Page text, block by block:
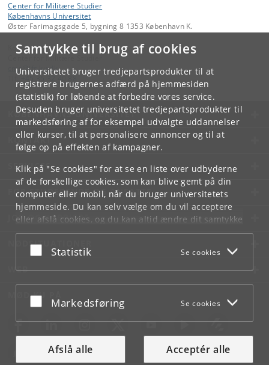
Samtykke til brug af cookies
Universitetet bruger tredjepartsprodukter til at
registrere brugernes adfærd på hjemmesiden
(statistik) for løbende at forbedre vores service.
Desuden bruger universitetet tredjepartsprodukter til
markedsføring af for eksempel udvalgte uddannelser
eller kurser, til at personalisere annoncer og til at
følge op på effekten af kampagner.
Klik på "Se cookies" for at se en liste over udbyderne
af de forskellige cookies, som kan blive gemt på din
computer eller mobil, når du bruger universitetets
hjemmeside. Du kan selv vælge om du vil acceptere
eller afslå cookies, og du kan altid ændre dit samtykke
underCookie- og privatlivspolitiksom du finder i
bunden af hver side.
Acceptér eller afslå
Statistik Se cookies
Acceptér eller afslå
Markedsføring Se cookies
Afslå alle Acceptér alle
Center for Militære Studier
Københavns Universitet
Øster Farimagsgade 5, bygning 8 1353 København K.
Kontakt:
Center for Militære Studier
cms@ifs. ku.dk
KØBENHAVNS UNIVERSITET
KONTAKT
SERVICES
FOR STUDERENDE OG ANSATTE
JOB OG KARRIERE
NØDSITUATIONER
WEB
MØD KU PÅ